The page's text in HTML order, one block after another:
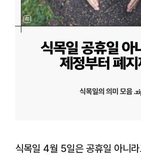
식목일 4월 5일은 공휴일 아니라